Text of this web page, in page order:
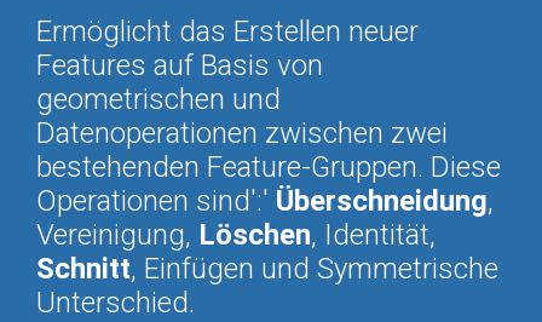
Ermöglicht das Erstellen neuer
Features auf Basis von
geometrischen und
Datenoperationen zwischen zwei
bestehenden Feature-Gruppen. Diese
Operationen sind':' Überschneidung,
Vereinigung, Löschen, Identität,
Schnitt, Einfügen und Symmetrische
Unterschied.